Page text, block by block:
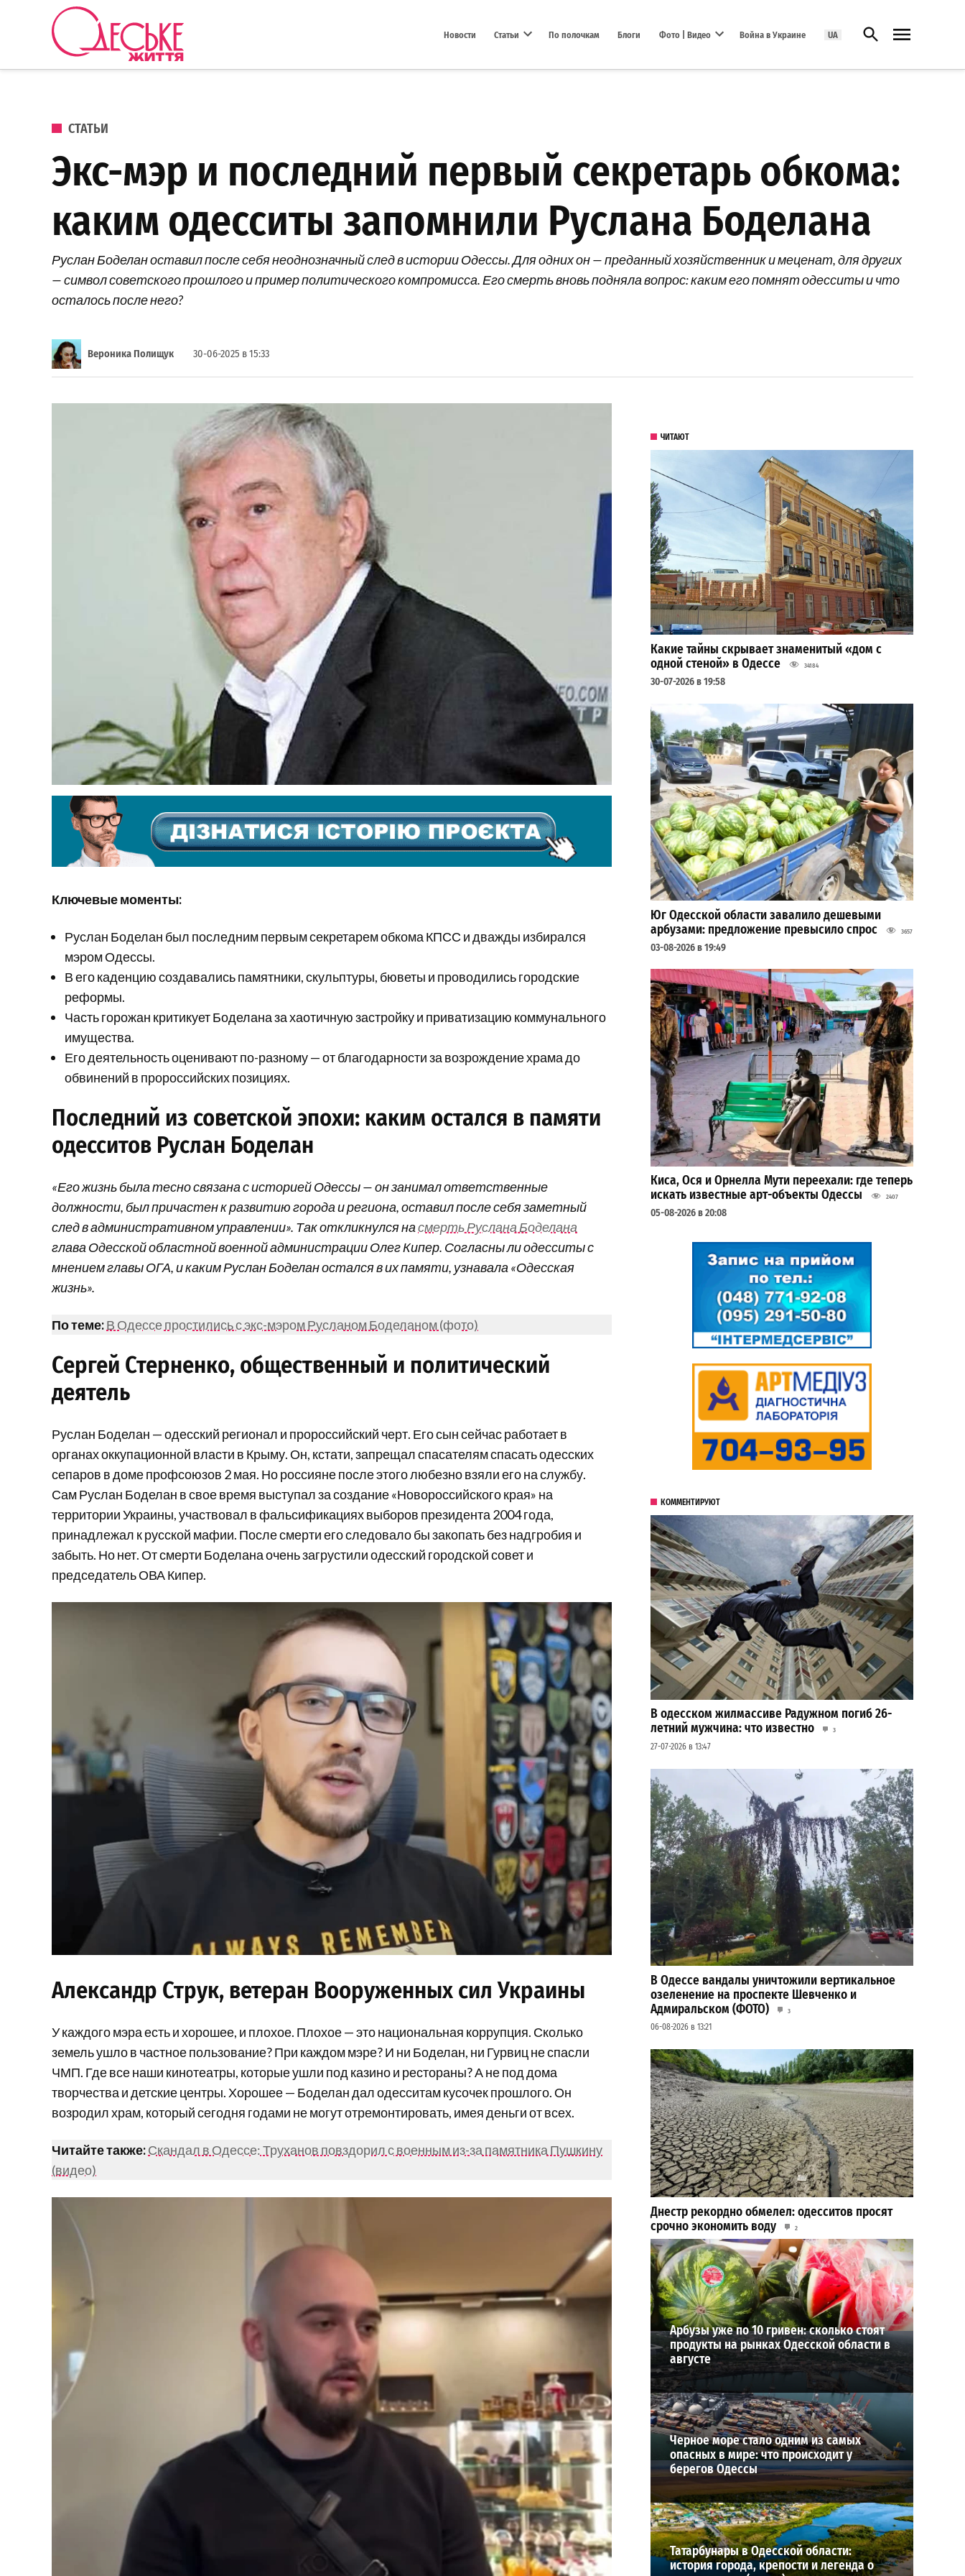
Перейти к содержанию
Новости Статьи По полочкам Блоги Фото | Видео Война в Украине UA Открыть поиск
ОПУБЛИКОВАНО В
СТАТЬИ
Экс-мэр и последний первый секретарь обкома:
каким одесситы запомнили Руслана Боделана
Руслан Боделан оставил после себя неоднозначный след в истории Одессы. Для одних он — преданный хозяйственник и меценат, для других
— символ советского прошлого и пример политического компромисса. Его смерть вновь подняла вопрос: каким его помнят одесситы и что
осталось после него?
Вероника Полищук 30-06-2025 в 15:33
Ключевые моменты:
Руслан Боделан был последним первым секретарем обкома КПСС и дважды избирался
мэром Одессы.
В его каденцию создавались памятники, скульптуры, бюветы и проводились городские
реформы.
Часть горожан критикует Боделана за хаотичную застройку и приватизацию коммунального
имущества.
Его деятельность оценивают по-разному — от благодарности за возрождение храма до
обвинений в пророссийских позициях.
Последний из советской эпохи: каким остался в памяти
одесситов Руслан Боделан
«Его жизнь была тесно связана с историей Одессы — он занимал ответственные
должности, был причастен к развитию города и региона, оставил после себя заметный
след в административном управлении». Так откликнулся насмерть Руслана Боделана
глава Одесской областной военной администрации Олег Кипер. Согласны ли одесситы с
мнением главы ОГА, и каким Руслан Боделан остался в их памяти, узнавала «Одесская
жизнь».
По теме:В Одессе простились с экс-мэром Русланом Боделаном (фото)
Сергей Стерненко, общественный и политический
деятель
Руслан Боделан — одесский регионал и пророссийский черт. Его сын сейчас работает в
органах оккупационной власти в Крыму. Он, кстати, запрещал спасателям спасать одесских
сепаров в доме профсоюзов 2 мая. Но россияне после этого любезно взяли его на службу.
Сам Руслан Боделан в свое время выступал за создание «Новороссийского края» на
территории Украины, участвовал в фальсификациях выборов президента 2004 года,
принадлежал к русской мафии. После смерти его следовало бы закопать без надгробия и
забыть. Но нет. От смерти Боделана очень загрустили одесский городской совет и
председатель ОВА Кипер.
Александр Струк, ветеран Вооруженных сил Украины
У каждого мэра есть и хорошее, и плохое. Плохое — это национальная коррупция. Сколько
земель ушло в частное пользование? При каждом мэре? И ни Боделан, ни Гурвиц не спасли
ЧМП. Где все наши кинотеатры, которые ушли под казино и рестораны? А не под дома
творчества и детские центры. Хорошее — Боделан дал одесситам кусочек прошлого. Он
возродил храм, который сегодня годами не могут отремонтировать, имея деньги от всех.
Читайте также:Скандал в Одессе: Труханов повздорил с военным из-за памятника Пушкину
(видео)
ЧИТАЮТ
Какие тайны скрывает знаменитый «дом с
одной стеной» в Одессе
34184
30-07-2026 в 19:58
Юг Одесской области завалило дешевыми
арбузами: предложение превысило спрос
3657
03-08-2026 в 19:49
Киса, Ося и Орнелла Мути переехали: где теперь
искать известные арт-объекты Одессы
2407
05-08-2026 в 20:08
КОММЕНТИРУЮТ
В одесском жилмассиве Радужном погиб 26-
летний мужчина: что известно
3
27-07-2026 в 13:47
В Одессе вандалы уничтожили вертикальное
озеленение на проспекте Шевченко и
Адмиральском (ФОТО)
3
06-08-2026 в 13:21
Днестр рекордно обмелел: одесситов просят
срочно экономить воду
2
29-07-2026 в 19:28
ВИБОР РЕДАКЦИИ
Арбузы уже по 10 гривен: сколько стоят
продукты на рынках Одесской области в
августе
Черное море стало одним из самых
опасных в мире: что происходит у
берегов Одессы
Татарбунары в Одесской области:
история города, крепости и легенда о